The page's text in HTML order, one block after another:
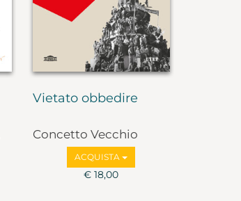
Vietato obbedire
Concetto Vecchio
ACQUISTA
€ 18,00